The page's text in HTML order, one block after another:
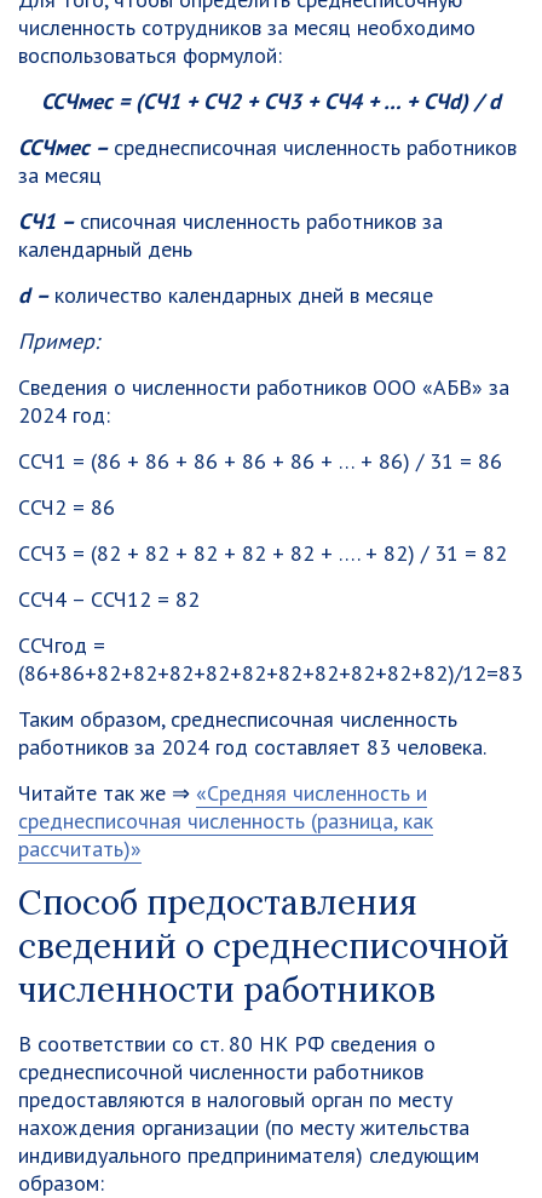
численность сотрудников за месяц необходимо
воспользоваться формулой:
ССЧмес = (СЧ1 + СЧ2 + СЧ3 + СЧ4 + … + СЧd) /d
ССЧмес – среднесписочная численность работников
за месяц
СЧ1 – списочная численность работников за
календарный день
d – количество календарных дней в месяце
Пример:
Сведения о численности работников ООО «АБВ» за
2024 год:
ССЧ1 = (86 + 86 + 86 + 86 + 86 + … + 86) / 31 = 86
ССЧ2 = 86
ССЧ3 = (82 + 82 + 82 + 82 + 82 + …. + 82) / 31 = 82
ССЧ4 – ССЧ12 = 82
ССЧгод =
(86+86+82+82+82+82+82+82+82+82+82+82)/12=83
Таким образом, среднесписочная численность
работников за 2024 год составляет 83 человека.
Читайте так же ⇒ «Средняя численность и
среднесписочная численность (разница, как
рассчитать)»
Способ предоставления
сведений о среднесписочной
численности работников
В соответствии со ст. 80 НК РФ сведения о
среднесписочной численности работников
предоставляются в налоговый орган по месту
нахождения организации (по месту жительства
индивидуального предпринимателя) следующим
образом: